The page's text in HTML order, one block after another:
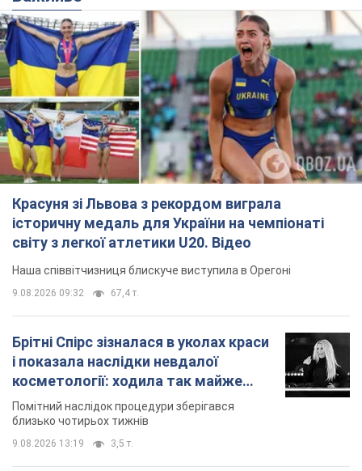
Красуня зі Львова з рекордом виграла
історичну медаль для України на чемпіонаті
світу з легкої атлетики U20. Відео
Наша співвітчизниця блискуче виступила в Орегоні
9.08.2026 09:32 67,4 т.
Брітні Спірс зізналася в уколах краси
і показала наслідки невдалої
косметології: ходила так майже
місяць
Помітний наслідок процедури зберігався
близько чотирьох тижнів
9.08.2026 13:19 3,5 т.